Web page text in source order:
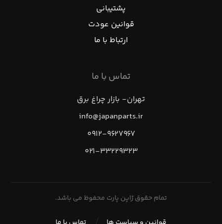
پشتیبانی
قوانین عودت
ارتباط با ما
تماس با ما
تهران- بازار چراغ برق
info@japanparts.ir
۰۹۱۲-۹۶۲۷۹۶۷
۰۲۱-۳۳۲۲۹۳۲۳
تمام حقوق ژاپن پارت محفوظ می باشد.